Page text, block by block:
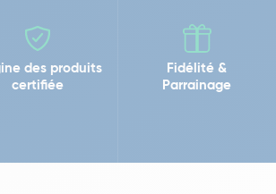
des produits
certifiée
Fidélité &
Parrainage